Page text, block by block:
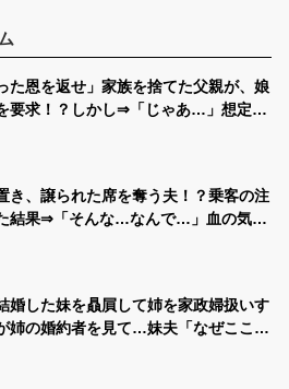
た恩を返せ」家族を捨てた父親が、娘
要求！？しかし⇒「じゃあ…」想定外
き、譲られた席を奪う夫！？乗客の注
結果⇒「そんな…なんで…」血の気が
婚した妹を贔屓して姉を家政婦扱いす
姉の婚約者を見て…妹夫「なぜここ